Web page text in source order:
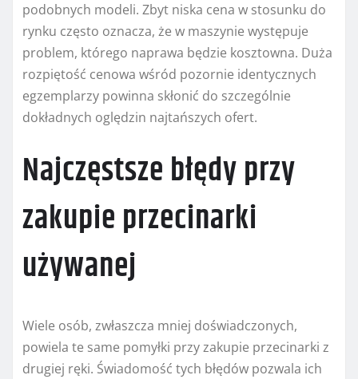
podobnych modeli. Zbyt niska cena w stosunku do
rynku często oznacza, że w maszynie występuje
problem, którego naprawa będzie kosztowna. Duża
rozpiętość cenowa wśród pozornie identycznych
egzemplarzy powinna skłonić do szczególnie
dokładnych oględzin najtańszych ofert.
Najczęstsze błędy przy
zakupie przecinarki
używanej
Wiele osób, zwłaszcza mniej doświadczonych,
powiela te same pomyłki przy zakupie przecinarki z
drugiej ręki. Świadomość tych błędów pozwala ich